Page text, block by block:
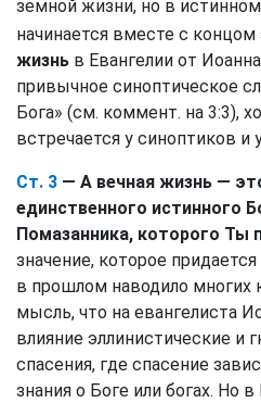
земной жизни, но в
начинается вместе с концом
жизнь в Евангелии от
привычное синоптическое
Бога» (см. коммент. на 3:3),
встречается у синоптиков и
Ст. 3 — А вечная жизнь —
единственного истинного
Помазанника, которого Ты
значение, которое
в прошлом наводило многих
мысль, что на евангелиста
влияние эллинистические и
спасения, где спасение
знания о Боге или богах. Но